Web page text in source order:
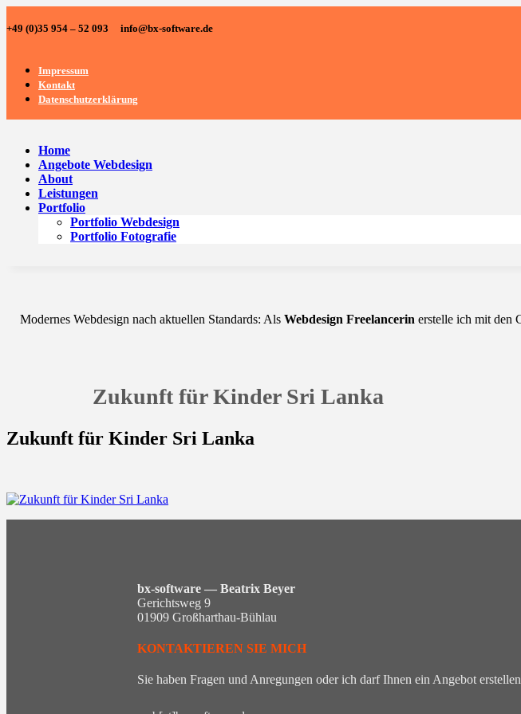
+49 (0)35 954 – 52 093 info@bx-software.de
Impressum
Kontakt
Datenschutzerklärung
Home
Angebote Webdesign
About
Leistungen
Portfolio
Portfolio Webdesign
Portfolio Fotografie
Modernes Webdesign nach aktuellen Standards: Als Webdesign Freelancerin erstelle ich mit den
Zukunft für Kinder Sri Lanka
Zukunft für Kinder Sri Lanka
bx-software — Beatrix Beyer
Gerichtsweg 9
01909 Großharthau-Bühlau
KONTAKTIEREN SIE MICH
Sie haben Fragen und Anregungen oder ich darf Ihnen ein Angebot